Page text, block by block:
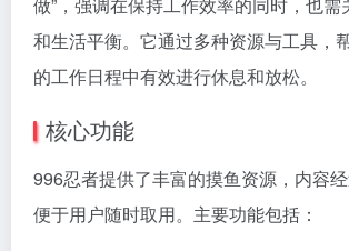
和生活平衡。它通过多种资源与工具，
的工作日程中有效进行休息和放松。
核心功能
996忍者提供了丰富的摸鱼资源，内容经
便于用户随时取用。主要功能包括：